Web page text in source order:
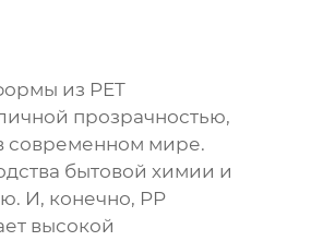
из PET
прозрачностью,
современном мире.
бытовой химии и
И, конечно, PP
высокой